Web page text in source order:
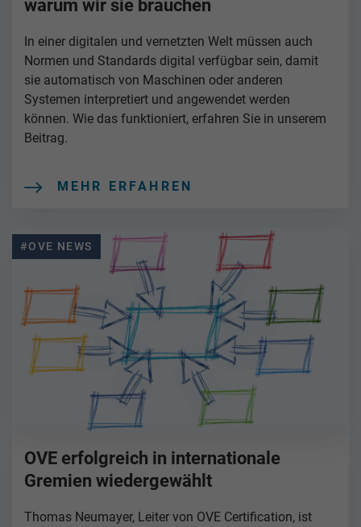
warum wir sie brauchen
In einer digitalen und vernetzten Welt müssen auch
Normen und Standards digital verfügbar sein, damit
sie automatisch von Maschinen oder anderen
Systemen interpretiert und angewendet werden
können. Wie das funktioniert, erfahren Sie in unserem
Beitrag.
MEHR ERFAHREN
#OVE NEWS
OVE erfolgreich in internationale
Gremien wiedergewählt
Thomas Neumayer, Leiter von OVE Certification, ist